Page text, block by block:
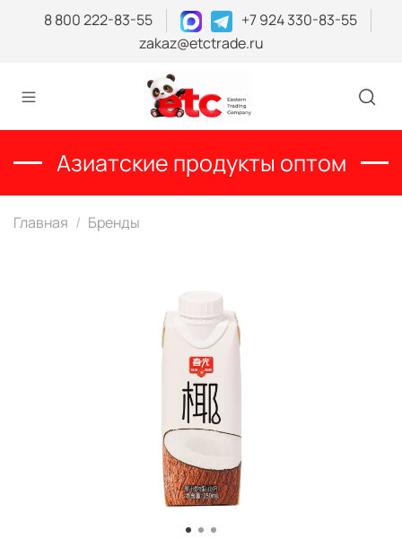
8 800 222-83-55
+7 924 330-83-55
zakaz@etctrade.ru
Азиатские продукты оптом
Главная Бренды